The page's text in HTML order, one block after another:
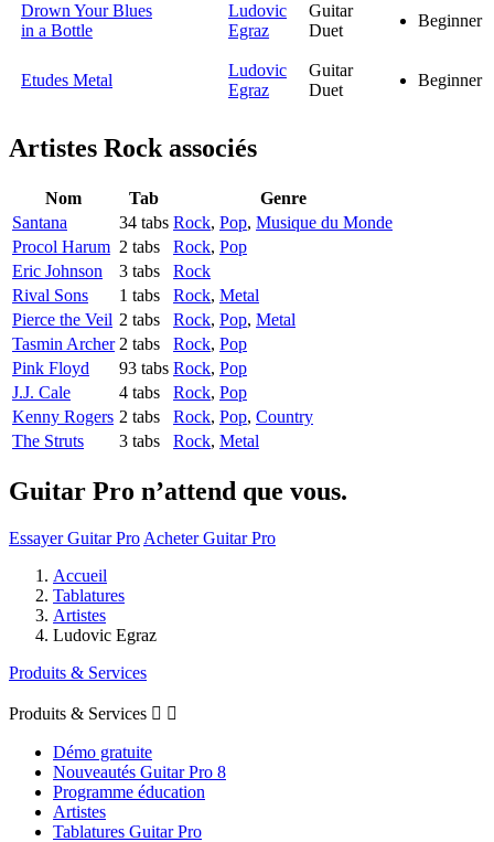
Drown Your Blues
in a Bottle
Ludovic
Egraz
Guitar
Duet
Beginner
Etudes Metal
Ludovic
Egraz
Guitar
Duet
Beginner
Artistes Rockassociés
Nom Tab
Genre
Santana
34 tabs Rock, Pop, Musique du Monde
Procol Harum 2 tabs Rock, Pop
Eric Johnson
3 tabs
Rock
Rival Sons
1 tabs Rock, Metal
Pierce the Veil 2 tabs Rock, Pop, Metal
Tasmin Archer 2 tabs Rock, Pop
Pink Floyd
93 tabs Rock, Pop
J.J. Cale
4 tabs Rock, Pop
Kenny Rogers 2 tabs Rock, Pop, Country
The Struts
3 tabs Rock, Metal
Guitar Pro n’attend que vous.
Essayer Guitar Pro Acheter Guitar Pro
Accueil
Tablatures
Artistes
Ludovic Egraz
Produits & Services
Produits & Services  
Démo gratuite
Nouveautés Guitar Pro 8
Programme éducation
Artistes
Tablatures Guitar Pro